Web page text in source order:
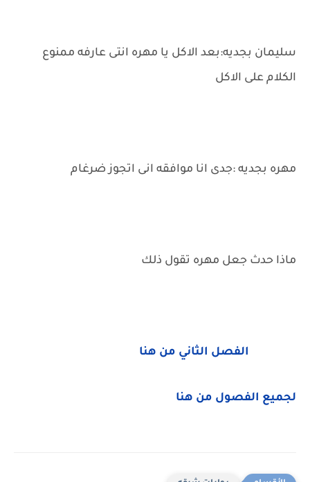
سليمان بجديه:بعد الاكل يا مهره انتى عارفه ممنوع
الكلام على الاكل
مهره بجديه :جدى انا موافقه انى اتجوز ضرغام
ماذا حدث جعل مهره تقول ذلك
الفصل الثاني من هنا
لجميع الفصول من هنا